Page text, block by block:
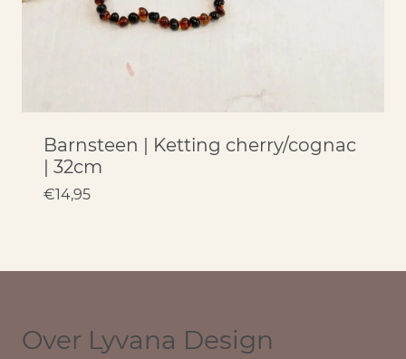
Barnsteen | Ketting cherry/cognac
| 32cm
€14,95
Over Lyvana Design